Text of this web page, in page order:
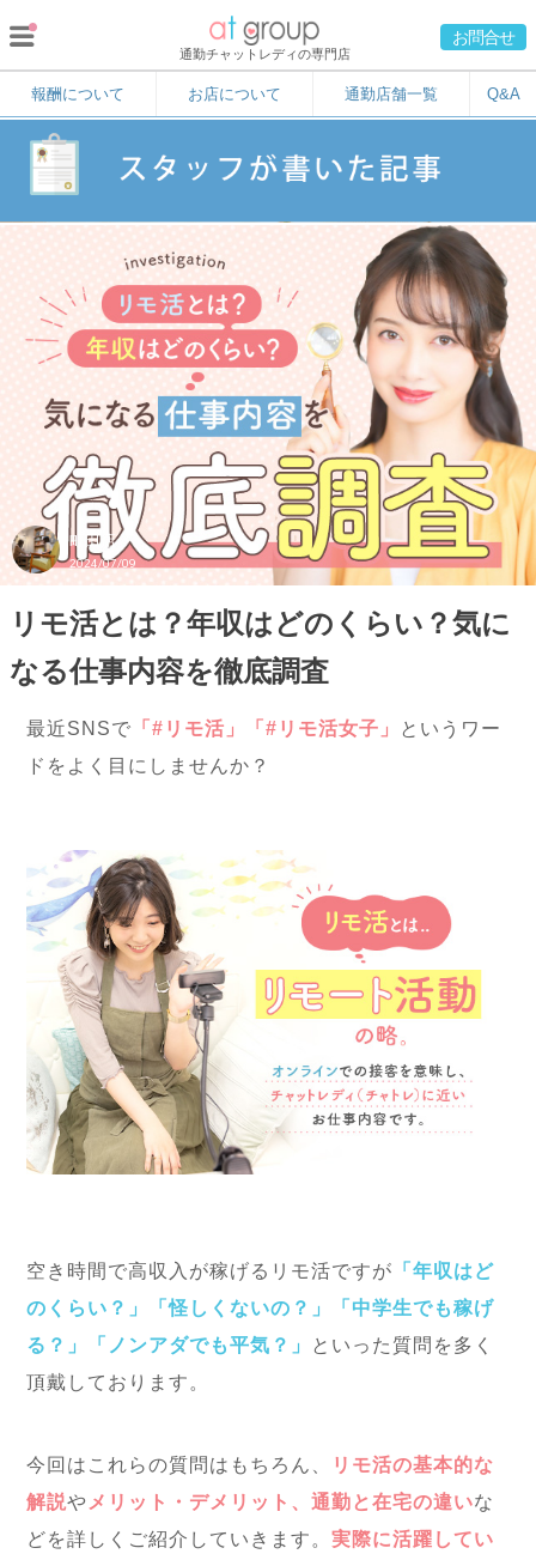
通勤チャットレディの専門店
お問合せ
報酬について お店について 通勤店舗一覧 Q&A
町田店
2024/07/09
リモ活とは？年収はどのくらい？気に
なる仕事内容を徹底調査
最近SNSで 「#リモ活」「#リモ活女子」
というワー
ドをよく目にしませんか？
空き時間で高収入が稼げるリモ活ですが 「年収はど
のくらい？」「怪しくないの？」「中学生でも稼げ
る？」「ノンアダでも平気？」
といった質問を多く
頂戴しております。
今回はこれらの質問はもちろん、
リモ活の基本的な
解説や メリット・デメリット、通勤と在宅の違いな
どを詳しくご紹介していきます。実際に活躍してい